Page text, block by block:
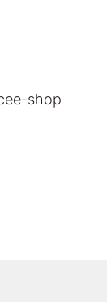
e-shop